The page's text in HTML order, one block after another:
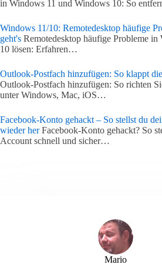
in Windows 11 und Windows 10: So
Windows 11/10: Remotedesktop häufige
geht's Remotedesktop häufige Probleme in
10 lösen: Erfahren…
Outlook-Postfach hinzufügen: So klappt
Outlook-Postfach hinzufügen: So richten
unter Windows, Mac, iOS…
Facebook-Konto gehackt – So stellst du
wieder herFacebook-Konto gehackt? So
Account schnell und sicher…
Mario